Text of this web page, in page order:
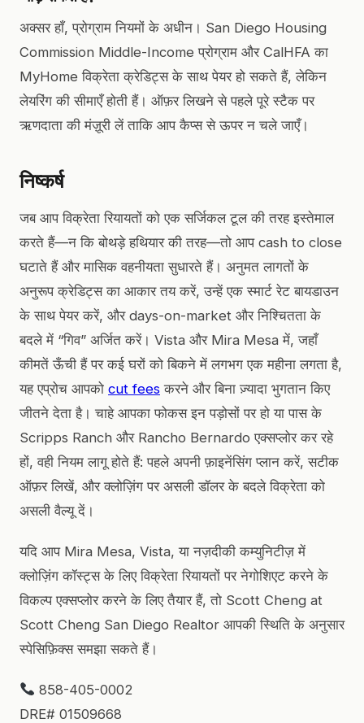
अक्सर हाँ, प्रोग्राम नियमों के अधीन। San Diego Housing
Commission Middle-Income प्रोग्राम और CalHFA का
MyHome विक्रेता क्रेडिट्स के साथ पेयर हो सकते हैं, लेकिन
लेयरिंग की सीमाएँ होती हैं। ऑफ़र लिखने से पहले पूरे स्टैक पर
ऋणदाता की मंज़ूरी लें ताकि आप कैप्स से ऊपर न चले जाएँ।
निष्कर्ष
जब आप विक्रेता रियायतों को एक सर्जिकल टूल की तरह इस्तेमाल
करते हैं—न कि बोथड़े हथियार की तरह—तो आप cash to close
घटाते हैं और मासिक वहनीयता सुधारते हैं। अनुमत लागतों के
अनुरूप क्रेडिट्स का आकार तय करें, उन्हें एक स्मार्ट रेट बायडाउन
के साथ पेयर करें, और days-on-market और निश्चितता के
बदले में “गिव” अर्जित करें। Vista और Mira Mesa में, जहाँ
कीमतें ऊँची हैं पर कई घरों को बिकने में लगभग एक महीना लगता है,
यह एप्रोच आपको cut fees करने और बिना ज़्यादा भुगतान किए
जीतने देता है। चाहे आपका फोकस इन पड़ोसों पर हो या पास के
Scripps Ranch और Rancho Bernardo एक्सप्लोर कर रहे
हों, वही नियम लागू होते हैं: पहले अपनी फ़ाइनेंसिंग प्लान करें, सटीक
ऑफ़र लिखें, और क्लोज़िंग पर असली डॉलर के बदले विक्रेता को
असली वैल्यू दें।
यदि आप Mira Mesa, Vista, या नज़दीकी कम्युनिटीज़ में
क्लोज़िंग कॉस्ट्स के लिए विक्रेता रियायतों पर नेगोशिएट करने के
विकल्प एक्सप्लोर करने के लिए तैयार हैं, तो Scott Cheng at
Scott Cheng San Diego Realtor आपकी स्थिति के अनुसार
स्पेसिफ़िक्स समझा सकते हैं।
858-405-0002
DRE# 01509668